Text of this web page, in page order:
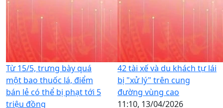
Từ 15/5, trưng bày quá
một bao thuốc lá, điểm
bán lẻ có thể bị phạt tới 5
triệu đồng
42 tài xế và du khách tự lái
bị "xử lý" trên cung
đường vùng cao
11:10, 13/04/2026